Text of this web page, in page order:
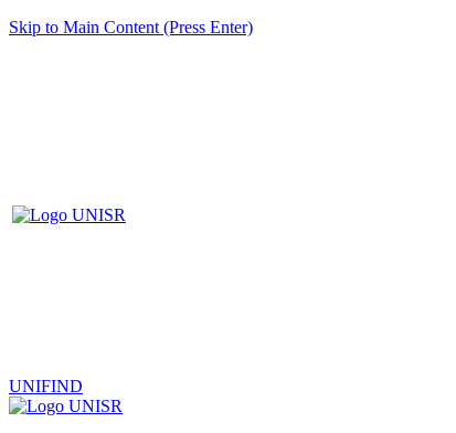
Skip to Main Content (Press Enter)
UNIFIND